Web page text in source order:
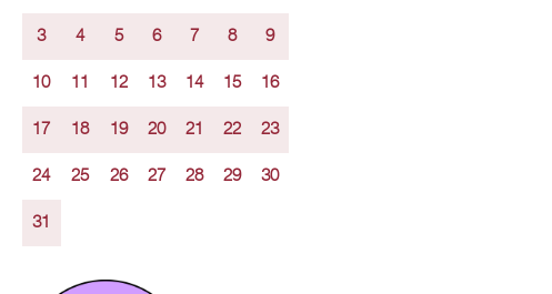
3 4 5 6 7 8 9
10 11 12 13 14 15 16
17 18 19 20 21 22 23
24 25 26 27 28 29 30
31